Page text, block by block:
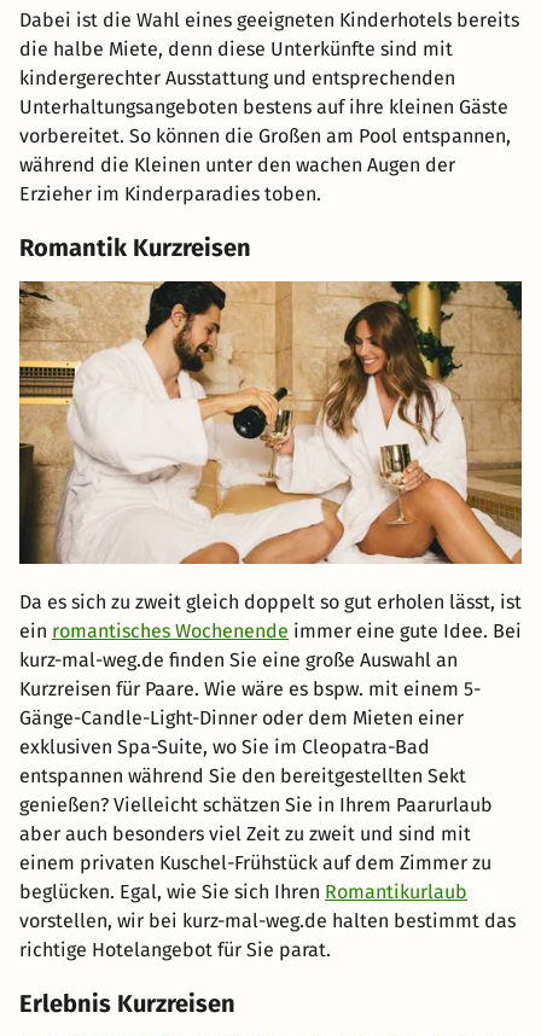
Dabei ist die Wahl eines geeigneten Kinderhotels bereits
die halbe Miete, denn diese Unterkünfte sind mit
kindergerechter Ausstattung und entsprechenden
Unterhaltungsangeboten bestens auf ihre kleinen Gäste
vorbereitet. So können die Großen am Pool entspannen,
während die Kleinen unter den wachen Augen der
Erzieher im Kinderparadies toben.
Romantik Kurzreisen
Da es sich zu zweit gleich doppelt so gut erholen lässt, ist
ein romantisches Wochenende immer eine gute Idee. Bei
kurz-mal-weg.de finden Sie eine große Auswahl an
Kurzreisen für Paare. Wie wäre es bspw. mit einem 5-
Gänge-Candle-Light-Dinner oder dem Mieten einer
exklusiven Spa-Suite, wo Sie im Cleopatra-Bad
entspannen während Sie den bereitgestellten Sekt
genießen? Vielleicht schätzen Sie in Ihrem Paarurlaub
aber auch besonders viel Zeit zu zweit und sind mit
einem privaten Kuschel-Frühstück auf dem Zimmer zu
beglücken. Egal, wie Sie sich Ihren Romantikurlaub
vorstellen, wir bei kurz-mal-weg.de halten bestimmt das
richtige Hotelangebot für Sie parat.
Erlebnis Kurzreisen